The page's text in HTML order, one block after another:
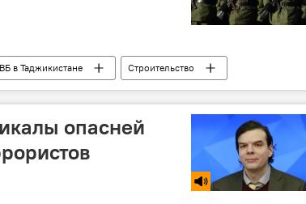
в Таджикистане Строительство
опасней